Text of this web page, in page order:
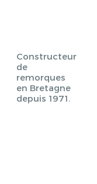
Constructeur
de
remorques
en Bretagne
depuis 1971.